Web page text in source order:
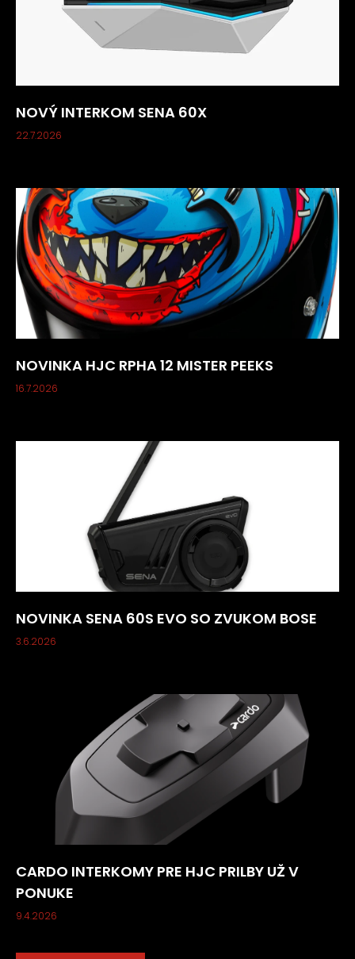
NOVÝ INTERKOM SENA 60X
22.7.2026
NOVINKA HJC RPHA 12 MISTER PEEKS
16.7.2026
NOVINKA SENA 60S EVO SO ZVUKOM BOSE
3.6.2026
CARDO INTERKOMY PRE HJC PRILBY UŽ V
PONUKE
9.4.2026